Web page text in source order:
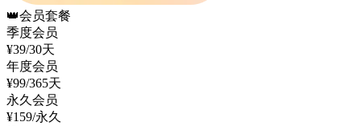
👑会员套餐
季度会员
¥39/30天
年度会员
¥99/365天
永久会员
¥159/永久